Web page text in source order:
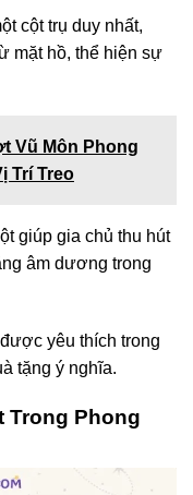
cột trụ duy nhất,
mặt hồ, thể hiện sự
Vũ Môn Phong
Trí Treo
giúp gia chủ thu hút
âm dương trong
yêu thích trong
tặng ý nghĩa.
Trong Phong